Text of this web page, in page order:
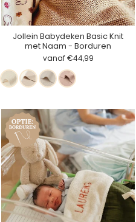
Jollein Babydeken Basic Knit
met Naam - Borduren
vanaf €44,99
IvoryNougatOatmeal
Wild
Rose